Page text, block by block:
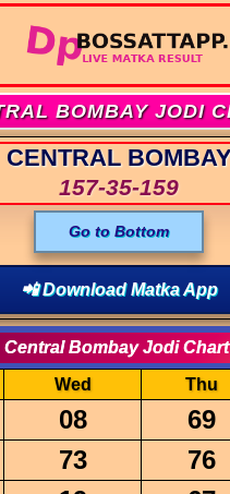
BOMBAY JODI
CENTRAL
157-35-159
Go to Bottom
📲 Download Matka App
Central Bombay Jodi Chart
Wed Thu
08 69
73 76